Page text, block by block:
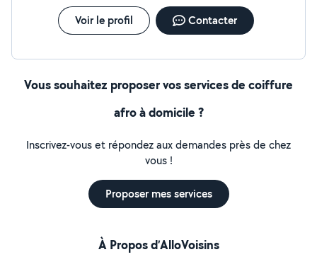
Voir le profil Contacter
Vous souhaitez proposer vos services de coiffure
afro à domicile ?
Inscrivez-vous et répondez aux demandes près de chez
vous !
Proposer mes services
À Propos d’AlloVoisins